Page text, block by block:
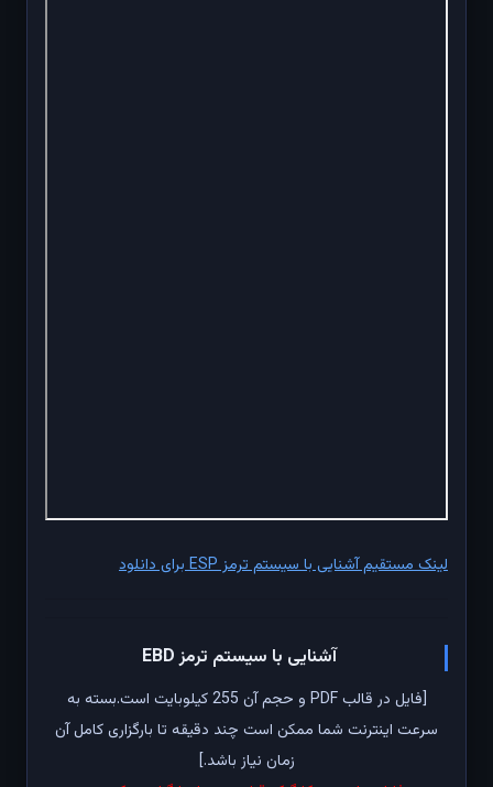
لینک مستقیم آشنایی با سیستم ترمز ESP برای دانلود
آشنایی با سیستم ترمز EBD
[فایل در قالب PDF و حجم آن 255 کیلوبایت است.بسته به
سرعت اینترنت شما ممکن است چند دقیقه تا بارگزاری کامل آن
زمان نیاز باشد.]